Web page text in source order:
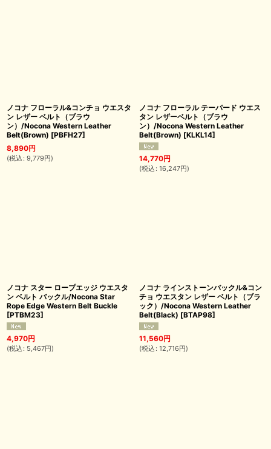
ノコナ フローラル&コンチョ ウエスタ
ン レザー ベルト（ブラウ
ン）/Nocona Western Leather
Belt(Brown) [PBFH27]
8,890円
(税込 : 9,779円)
ノコナ フローラル テーパード ウエス
タン レザーベルト（ブラウ
ン）/Nocona Western Leather
Belt(Brown) [KLKL14]
14,770円
(税込 : 16,247円)
ノコナ スター ロープエッジ ウエスタ
ン ベルト バックル/Nocona Star
Rope Edge Western Belt Buckle
[PTBM23]
4,970円
(税込 : 5,467円)
ノコナ ラインストーンバックル&コン
チョ ウエスタン レザー ベルト（ブラ
ック）/Nocona Western Leather
Belt(Black) [BTAP98]
11,560円
(税込 : 12,716円)